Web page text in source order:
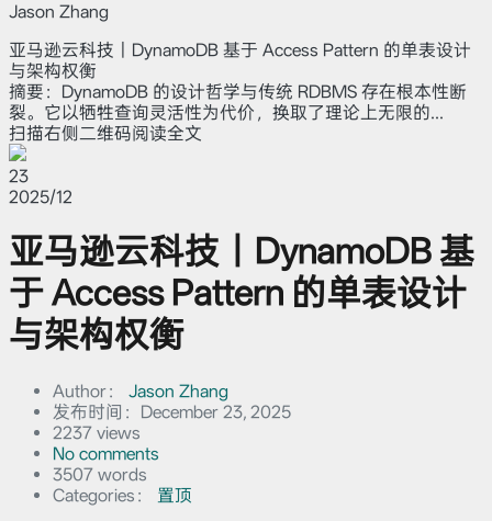
Jason Zhang
亚马逊云科技｜DynamoDB 基于 Access Pattern 的单表设计
与架构权衡
摘要：DynamoDB 的设计哲学与传统 RDBMS 存在根本性断
裂。它以牺牲查询灵活性为代价，换取了理论上无限的...
扫描右侧二维码阅读全文
23
2025/12
亚马逊云科技｜DynamoDB 基
于 Access Pattern 的单表设计
与架构权衡
Author：
Jason Zhang
发布时间： December 23, 2025
2237 views
No comments
3507 words
Categories：
置顶